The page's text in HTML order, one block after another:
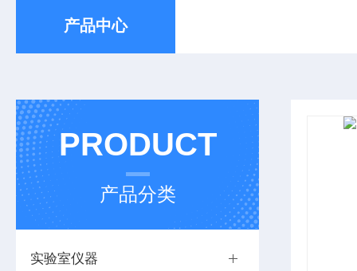
产品中心
PRODUCT
产品分类
实验室仪器